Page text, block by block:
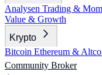
Analysen Trading &
Value & Growth
Krypto
Bitcoin Ethereum &
Community Broker